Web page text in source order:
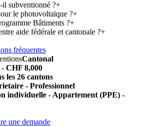
subventionné ?+
le photovoltaïque ?+
Bâtiments ?+
aide fédérale et cantonale ?+
fréquentes
Cantonal
CHF 8,000
les 26 cantons
- Professionnel
individuelle - Appartement (PPE) -
une demande